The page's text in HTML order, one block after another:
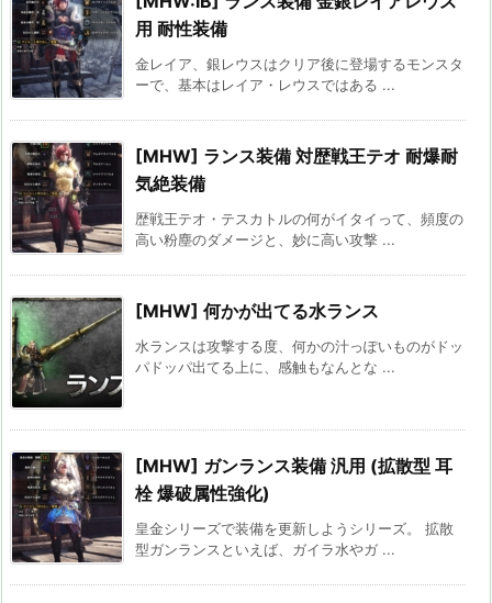
用 耐性装備
金レイア、銀レウスはクリア後に登場するモンスタ
ーで、基本はレイア・レウスではある ...
[MHW] ランス装備 対歴戦王テオ 耐爆耐
気絶装備
歴戦王テオ・テスカトルの何がイタイって、頻度の
高い粉塵のダメージと、妙に高い攻撃 ...
[MHW] 何かが出てる水ランス
水ランスは攻撃する度、何かの汁っぽいものがドッ
パドッパ出てる上に、感触もなんとな ...
[MHW] ガンランス装備 汎用 (拡散型 耳
栓 爆破属性強化)
皇金シリーズで装備を更新しようシリーズ。 拡散
型ガンランスといえば、ガイラ水やガ ...